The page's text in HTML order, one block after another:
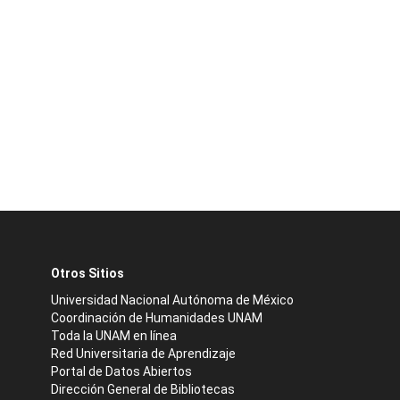
Otros Sitios
Universidad Nacional Autónoma de México
Coordinación de Humanidades UNAM
Toda la UNAM en línea
Red Universitaria de Aprendizaje
Portal de Datos Abiertos
Dirección General de Bibliotecas